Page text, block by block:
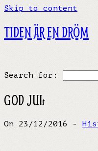
Skip to content
TIDEN ÄR EN DRÖM
Search for:
GOD JUL
On 23/12/2016 -